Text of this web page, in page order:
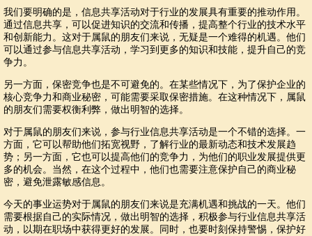
我们要明确的是，信息共享活动对于行业的发展具有重要的推动作用。
通过信息共享，可以促进知识的交流和传播，提高整个行业的技术水平
和创新能力。这对于属鼠的朋友们来说，无疑是一个难得的机遇。他们
可以通过参与信息共享活动，学习到更多的知识和技能，提升自己的竞
争力。
另一方面，保密竞争也是不可避免的。在某些情况下，为了保护企业的
核心竞争力和商业秘密，可能需要采取保密措施。在这种情况下，属鼠
的朋友们需要权衡利弊，做出明智的选择。
对于属鼠的朋友们来说，参与行业信息共享活动是一个不错的选择。一
方面，它可以帮助他们拓宽视野，了解行业的最新动态和技术发展趋
势；另一方面，它也可以提高他们的竞争力，为他们的职业发展提供更
多的机会。当然，在这个过程中，他们也需要注意保护自己的商业秘
密，避免泄露敏感信息。
今天的事业运势对于属鼠的朋友们来说是充满机遇和挑战的一天。他们
需要根据自己的实际情况，做出明智的选择，积极参与行业信息共享活
动，以期在职场中获得更好的发展。同时，也要时刻保持警惕，保护好